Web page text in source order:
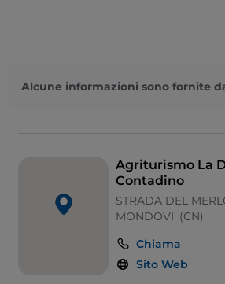
Alcune informazioni sono fornite
Agriturismo La
Contadino
STRADA DEL
MONDOVI' (CN)
Chiama
Sito Web